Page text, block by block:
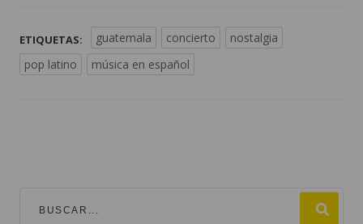
ETIQUETAS: guatemala concierto
nostalgia
pop latino
música en español